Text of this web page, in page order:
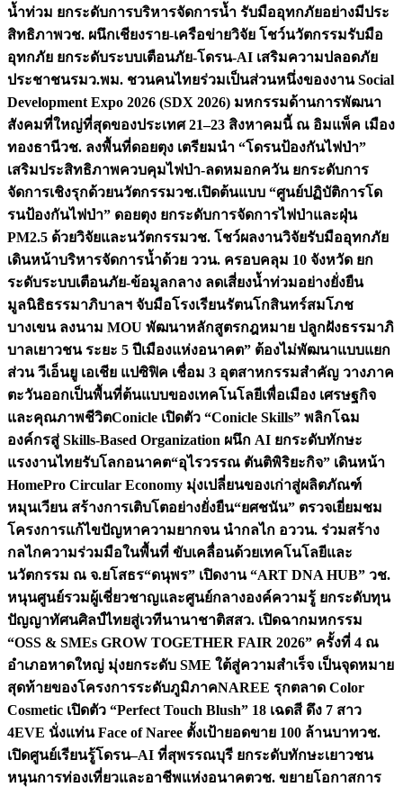
น้ำท่วม ยกระดับการบริหารจัดการน้ำ รับมืออุทกภัยอย่างมีประ
สิทธิภาพวช. ผนึกเชียงราย-เครือข่ายวิจัย โชว์นวัตกรรมรับมือ
อุทกภัย ยกระดับระบบเตือนภัย-โดรน-AI เสริมความปลอดภัย
ประชาชนรมว.พม. ชวนคนไทยร่วมเป็นส่วนหนึ่งของงาน Social
Development Expo 2026 (SDX 2026) มหกรรมด้านการพัฒนา
สังคมที่ใหญ่ที่สุดของประเทศ 21–23 สิงหาคมนี้ ณ อิมแพ็ค เมือง
ทองธานีวช. ลงพื้นที่ดอยตุง เตรียมนำ “โดรนป้องกันไฟป่า”
เสริมประสิทธิภาพควบคุมไฟป่า-ลดหมอกควัน ยกระดับการ
จัดการเชิงรุกด้วยนวัตกรรมวช.เปิดต้นแบบ “ศูนย์ปฏิบัติการโด
รนป้องกันไฟป่า” ดอยตุง ยกระดับการจัดการไฟป่าและฝุ่น
PM2.5 ด้วยวิจัยและนวัตกรรมวช. โชว์ผลงานวิจัยรับมืออุทกภัย
เดินหน้าบริหารจัดการน้ำด้วย ววน. ครอบคลุม 10 จังหวัด ยก
ระดับระบบเตือนภัย-ข้อมูลกลาง ลดเสี่ยงน้ำท่วมอย่างยั่งยืน
มูลนิธิธรรมาภิบาลฯ จับมือโรงเรียนรัตนโกสินทร์สมโภช
บางเขน ลงนาม MOU พัฒนาหลักสูตรกฎหมาย ปลูกฝังธรรมาภิ
บาลเยาวชน ระยะ 5 ปีเมืองแห่งอนาคต” ต้องไม่พัฒนาแบบแยก
ส่วน วีเอ็นยู เอเชีย แปซิฟิค เชื่อม 3 อุตสาหกรรมสำคัญ วางภาค
ตะวันออกเป็นพื้นที่ต้นแบบของเทคโนโลยีเพื่อเมือง เศรษฐกิจ
และคุณภาพชีวิตConicle เปิดตัว “Conicle Skills” พลิกโฉม
องค์กรสู่ Skills-Based Organization ผนึก AI ยกระดับทักษะ
แรงงานไทยรับโลกอนาคต“อุไรวรรณ ตันติพิริยะกิจ” เดินหน้า
HomePro Circular Economy มุ่งเปลี่ยนของเก่าสู่ผลิตภัณฑ์
หมุนเวียน สร้างการเติบโตอย่างยั่งยืน“ยศชนัน” ตรวจเยี่ยมชม
โครงการแก้ไขปัญหาความยากจน นำกลไก อววน. ร่วมสร้าง
กลไกความร่วมมือในพื้นที่ ขับเคลื่อนด้วยเทคโนโลยีและ
นวัตกรรม ณ จ.ยโสธร“ดนุพร” เปิดงาน “ART DNA HUB” วช.
หนุนศูนย์รวมผู้เชี่ยวชาญและศูนย์กลางองค์ความรู้ ยกระดับทุน
ปัญญาทัศนศิลป์ไทยสู่เวทีนานาชาติสสว. เปิดฉากมหกรรม
“OSS & SMEs GROW TOGETHER FAIR 2026” ครั้งที่ 4 ณ
อำเภอหาดใหญ่ มุ่งยกระดับ SME ใต้สู่ความสำเร็จ เป็นจุดหมาย
สุดท้ายของโครงการระดับภูมิภาคNAREE รุกตลาด Color
Cosmetic เปิดตัว “Perfect Touch Blush” 18 เฉดสี ดึง 7 สาว
4EVE นั่งแท่น Face of Naree ตั้งเป้ายอดขาย 100 ล้านบาทวช.
เปิดศูนย์เรียนรู้โดรน–AI ที่สุพรรณบุรี ยกระดับทักษะเยาวชน
หนุนการท่องเที่ยวและอาชีพแห่งอนาคตวช. ขยายโอกาสการ